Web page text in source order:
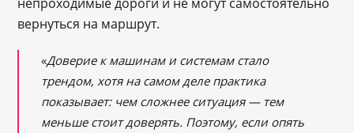
вернуться на маршрут.
«Доверие к машинам и системам стало
трендом, хотя на самом деле практика
показывает: чем сложнее ситуация — тем
меньше стоит доверять. Поэтому, если опять